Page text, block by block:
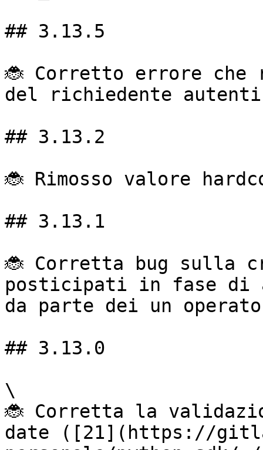
## 3.13.5
🐞 Corretto errore
del richiedente
## 3.13.2
🐞 Rimosso valore
## 3.13.1
🐞 Corretta bug sulla
posticipati in fase di
da parte dei un
## 3.13.0
\
🐞 Corretta la
date ([21](https://